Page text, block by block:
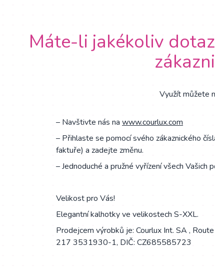
Máte-li jakékoliv
Využít můžete
– Navštivte nás na www.courlux.com
– Přihlaste se pomocí svého zákaznického
faktuře) a zadejte změnu.
– Jednoduché a pružné vyřízení všech Vašich
Velikost pro Vás!
Elegantní kalhotky ve velikostech S-XXL.
Prodejcem výrobků je: Courlux Int. SA ,
217 3531930-1, DIČ: CZ685585723